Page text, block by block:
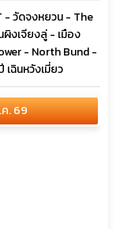
- วัดจงหยวน - The
งเจียงลู่ - เมือง
- North Bund -
ฉินหวังเมี่ยว
. 69